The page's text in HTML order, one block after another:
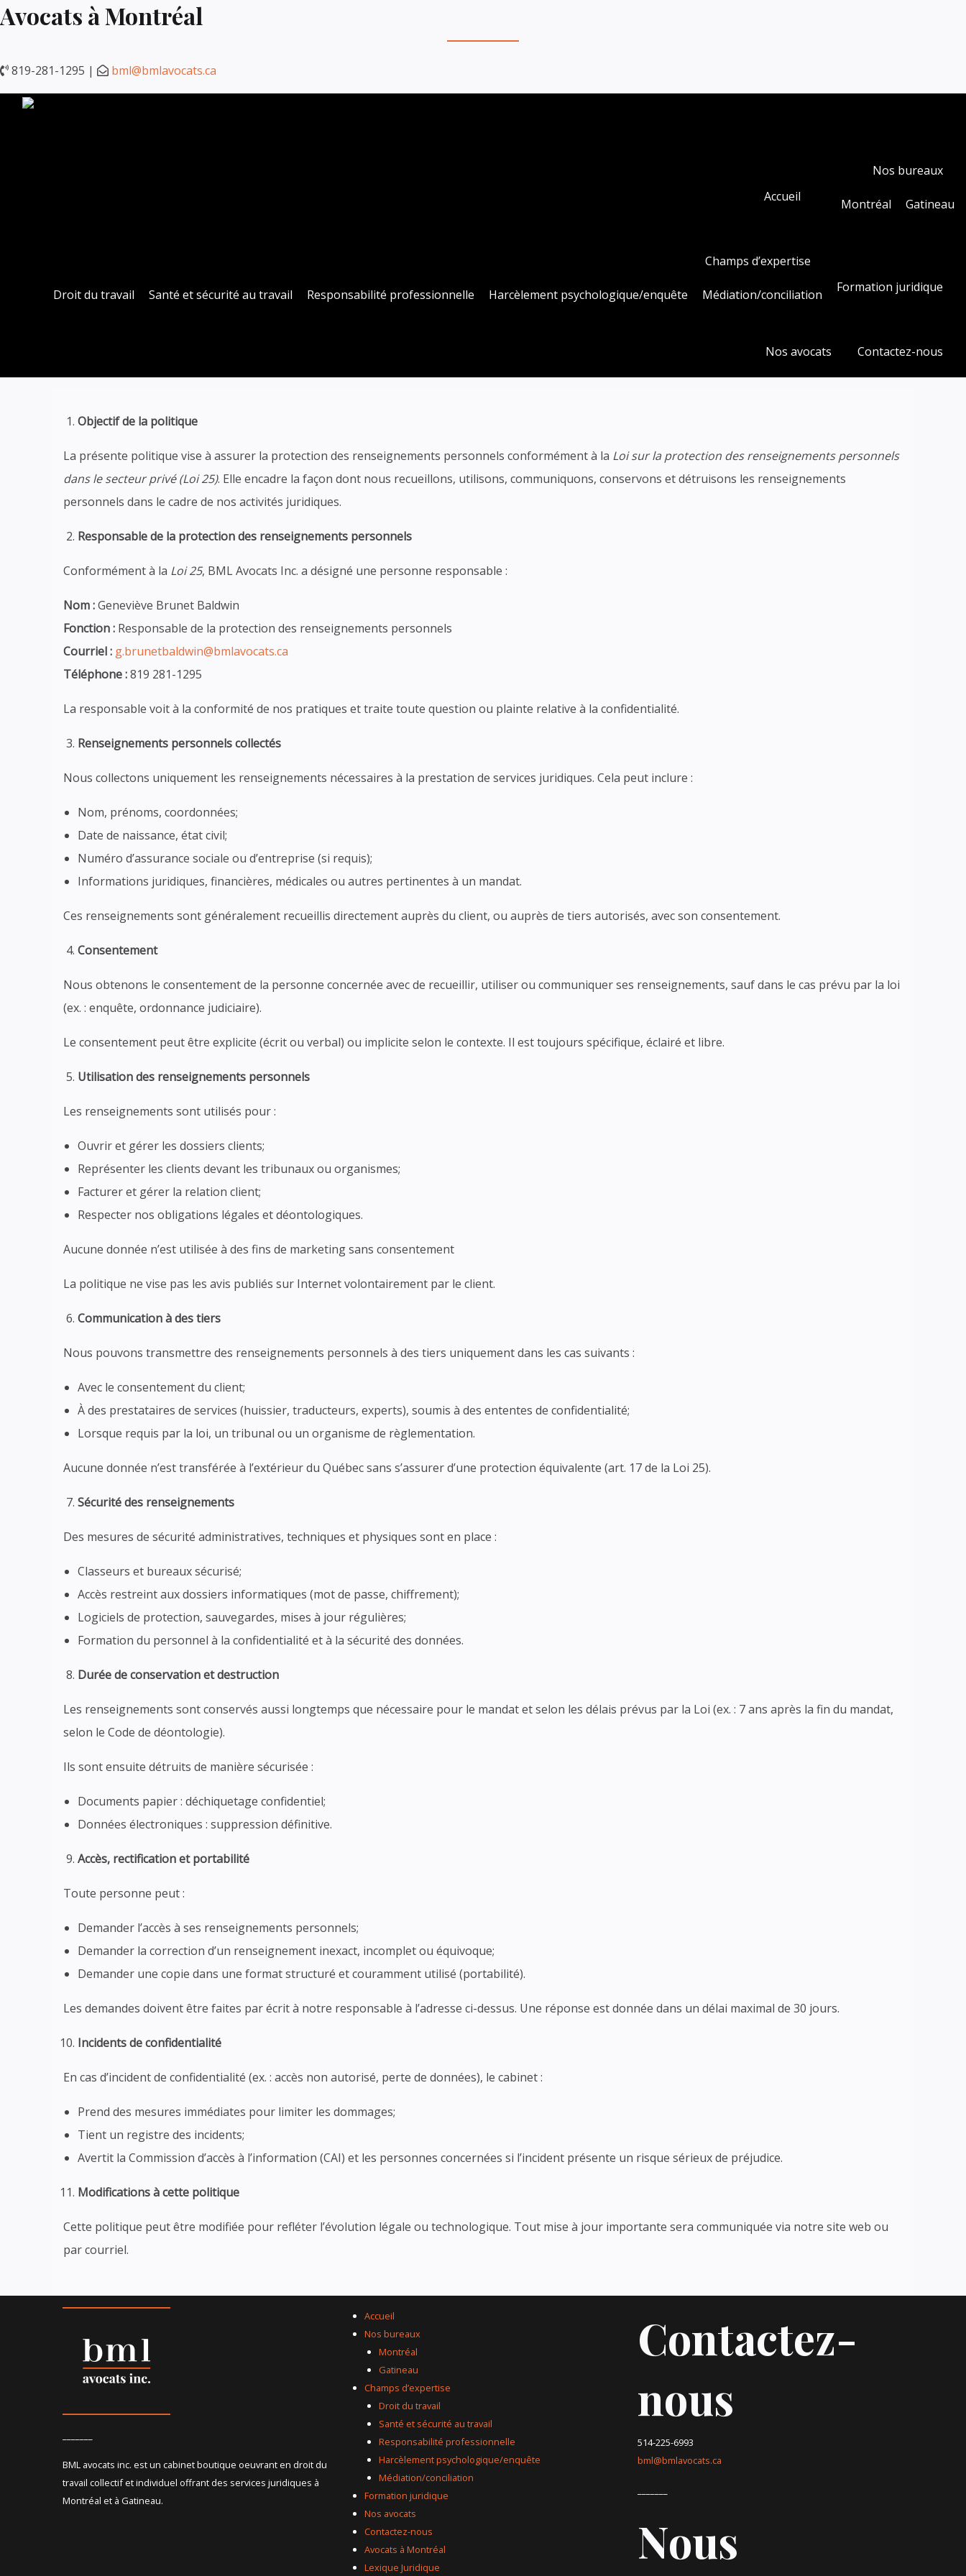
Avocats à Montréal
819-281-1295 | bml@bmlavocats.ca
Accueil
Nos bureaux
Montréal Gatineau
Champs d’expertise
Droit du travail Santé et sécurité au travail Responsabilité professionnelle Harcèlement psychologique/enquête Médiation/conciliation
Formation juridique
Nos avocats Contactez-nous
Objectif de la politique
La présente politique vise à assurer la protection des renseignements personnels conformément à la Loi sur la protection des renseignements personnels
dans le secteur privé (Loi 25). Elle encadre la façon dont nous recueillons, utilisons, communiquons, conservons et détruisons les renseignements
personnels dans le cadre de nos activités juridiques.
Responsable de la protection des renseignements personnels
Conformément à la Loi 25, BML Avocats Inc. a désigné une personne responsable :
Nom :Geneviève Brunet Baldwin
Fonction : Responsable de la protection des renseignements personnels
Courriel : g.brunetbaldwin@bmlavocats.ca
Téléphone :819 281-1295
La responsable voit à la conformité de nos pratiques et traite toute question ou plainte relative à la confidentialité.
Renseignements personnels collectés
Nous collectons uniquement les renseignements nécessaires à la prestation de services juridiques. Cela peut inclure :
Nom, prénoms, coordonnées;
Date de naissance, état civil;
Numéro d’assurance sociale ou d’entreprise (si requis);
Informations juridiques, financières, médicales ou autres pertinentes à un mandat.
Ces renseignements sont généralement recueillis directement auprès du client, ou auprès de tiers autorisés, avec son consentement.
Consentement
Nous obtenons le consentement de la personne concernée avec de recueillir, utiliser ou communiquer ses renseignements, sauf dans le cas prévu par la loi
(ex. : enquête, ordonnance judiciaire).
Le consentement peut être explicite (écrit ou verbal) ou implicite selon le contexte. Il est toujours spécifique, éclairé et libre.
Utilisation des renseignements personnels
Les renseignements sont utilisés pour :
Ouvrir et gérer les dossiers clients;
Représenter les clients devant les tribunaux ou organismes;
Facturer et gérer la relation client;
Respecter nos obligations légales et déontologiques.
Aucune donnée n’est utilisée à des fins de marketing sans consentement
La politique ne vise pas les avis publiés sur Internet volontairement par le client.
Communication à des tiers
Nous pouvons transmettre des renseignements personnels à des tiers uniquement dans les cas suivants :
Avec le consentement du client;
À des prestataires de services (huissier, traducteurs, experts), soumis à des ententes de confidentialité;
Lorsque requis par la loi, un tribunal ou un organisme de règlementation.
Aucune donnée n’est transférée à l’extérieur du Québec sans s’assurer d’une protection équivalente (art. 17 de la Loi 25).
Sécurité des renseignements
Des mesures de sécurité administratives, techniques et physiques sont en place :
Classeurs et bureaux sécurisé;
Accès restreint aux dossiers informatiques (mot de passe, chiffrement);
Logiciels de protection, sauvegardes, mises à jour régulières;
Formation du personnel à la confidentialité et à la sécurité des données.
Durée de conservation et destruction
Les renseignements sont conservés aussi longtemps que nécessaire pour le mandat et selon les délais prévus par la Loi (ex. : 7 ans après la fin du mandat,
selon le Code de déontologie).
Ils sont ensuite détruits de manière sécurisée :
Documents papier : déchiquetage confidentiel;
Données électroniques : suppression définitive.
Accès, rectification et portabilité
Toute personne peut :
Demander l’accès à ses renseignements personnels;
Demander la correction d’un renseignement inexact, incomplet ou équivoque;
Demander une copie dans une format structuré et couramment utilisé (portabilité).
Les demandes doivent être faites par écrit à notre responsable à l’adresse ci-dessus. Une réponse est donnée dans un délai maximal de 30 jours.
Incidents de confidentialité
En cas d’incident de confidentialité (ex. : accès non autorisé, perte de données), le cabinet :
Prend des mesures immédiates pour limiter les dommages;
Tient un registre des incidents;
Avertit la Commission d’accès à l’information (CAI) et les personnes concernées si l’incident présente un risque sérieux de préjudice.
Modifications à cette politique
Cette politique peut être modifiée pour refléter l’évolution légale ou technologique. Tout mise à jour importante sera communiquée via notre site web ou
par courriel.
BML avocats inc. est un cabinet boutique oeuvrant en droit du
travail collectif et individuel offrant des services juridiques à
Montréal et à Gatineau.
Accueil
Nos bureaux
Montréal
Gatineau
Champs d’expertise
Droit du travail
Santé et sécurité au travail
Responsabilité professionnelle
Harcèlement psychologique/enquête
Médiation/conciliation
Formation juridique
Nos avocats
Contactez-nous
Avocats à Montréal
Lexique Juridique
Contactez-
nous
514-225-6993
bml@bmlavocats.ca
Nous